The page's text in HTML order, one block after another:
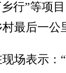
行”等项
最后一公
场表示：